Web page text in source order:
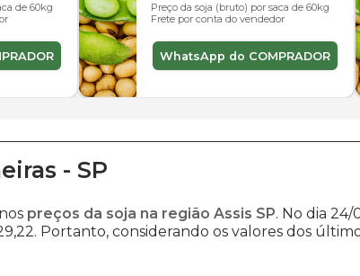
de 60kg
Preço da soja (bruto) por saca de 60kg
Frete por conta do vendedor
WhatsApp do COMPRADOR
- SP
nos preços da soja na região Assis SP. No dia 24/
Portanto, considerando os valores dos